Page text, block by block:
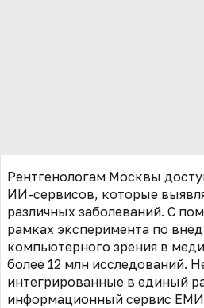
Рентгенологам Москвы
ИИ-сервисов, которые
различных заболеваний. С
рамках эксперимента по
компьютерного зрения в
более 12 млн исследований.
интегрированные в единый
информационный сервис